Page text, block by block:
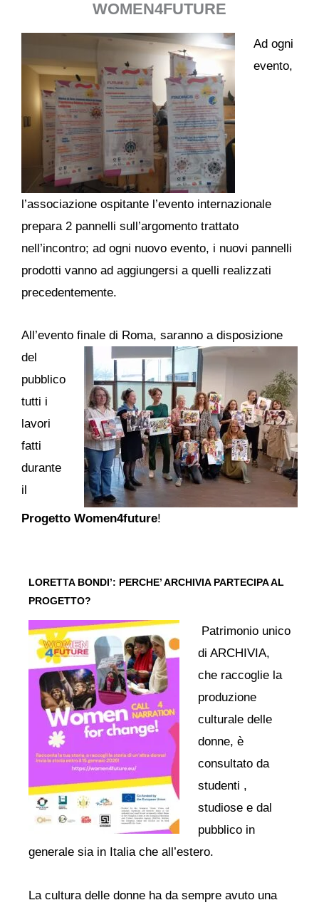
WOMEN4FUTURE
Ad ogni
evento,
l’associazione ospitante l’evento internazionale
prepara 2 pannelli sull’argomento trattato
nell’incontro; ad ogni nuovo evento, i nuovi pannelli
prodotti vanno ad aggiungersi a quelli realizzati
precedentemente.
All’evento finale di Roma, saranno a disposizione
del
pubblico
tutti i
lavori
fatti
durante
il
Progetto Women4future!
LORETTA BONDI’: PERCHE’ ARCHIVIA PARTECIPA AL
PROGETTO?
Patrimonio unico
di ARCHIVIA,
che raccoglie la
produzione
culturale delle
donne, è
consultato da
studenti ,
studiose e dal
pubblico in
generale sia in Italia che all’estero.
La cultura delle donne ha da sempre avuto una